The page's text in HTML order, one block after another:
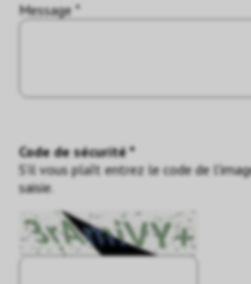
Message *
Code de sécurité *
S'il vous plaît entrez le code de
saisie.